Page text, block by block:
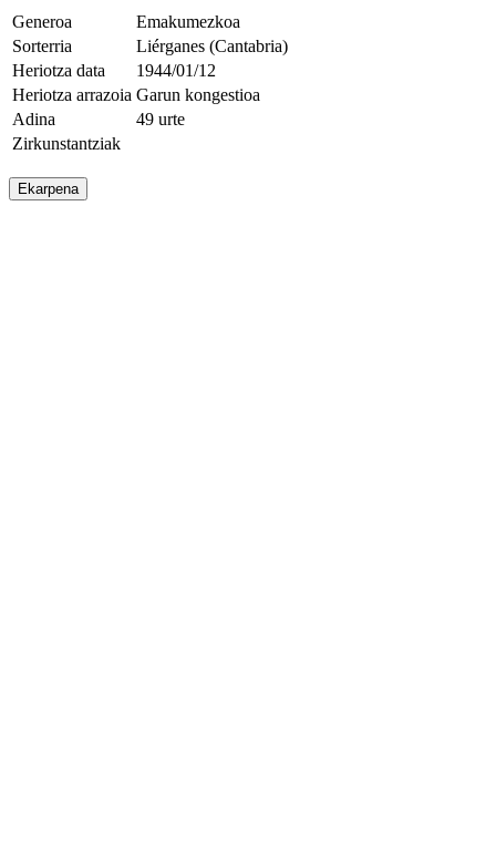
Generoa
Emakumezkoa
Sorterria
Liérganes (Cantabria)
Heriotza data
1944/01/12
Heriotza arrazoia Garun kongestioa
Adina
49 urte
Zirkunstantziak